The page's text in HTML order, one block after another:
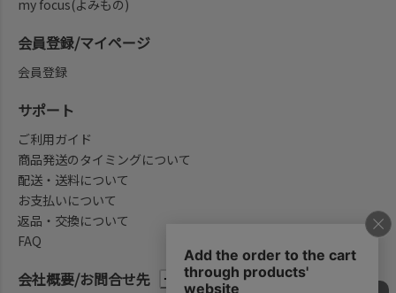
会社概要/お問合せ先
my focus(よみもの)
会員登録/マイページ
会員登録
サポート
ご利用ガイド
商品発送のタイミングについて
配送・送料について
お支払いについて
返品・交換について
FAQ